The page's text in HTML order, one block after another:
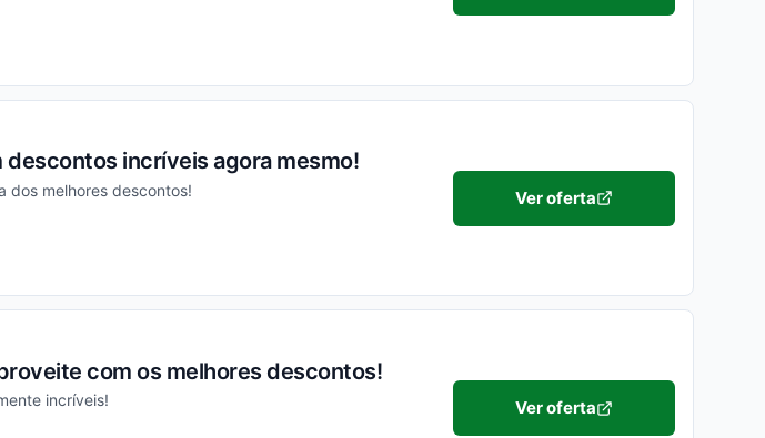
incríveis agora mesmo!
dos melhores descontos! Ver oferta
com os melhores descontos!
incríveis! Ver oferta